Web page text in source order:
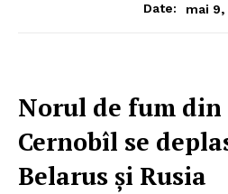
Date:
mai 9,
Norul de fum din
Cernobîl se
Belarus și Rusia